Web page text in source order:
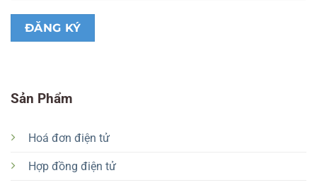
Sản Phẩm
Hoá đơn điện tử
Hợp đồng điện tử